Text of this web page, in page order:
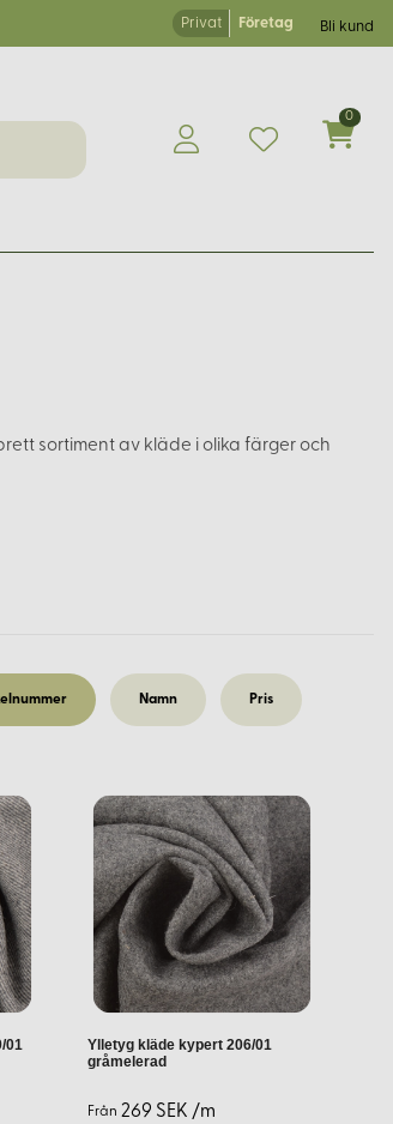
Privat Företag Bli kund
0
sortiment av kläde i olika färger och
utmärkt för kjolar, klänningar och
Namn Pris
01
Ylletyg kläde kypert 206/01
gråmelerad
Från 269 SEK /m